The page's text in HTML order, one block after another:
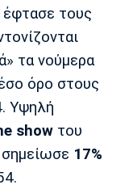
Μπάγερν
Μαρσέιγ
τους
τα νούμερα
όρο στους
Υψηλή
show του
17%